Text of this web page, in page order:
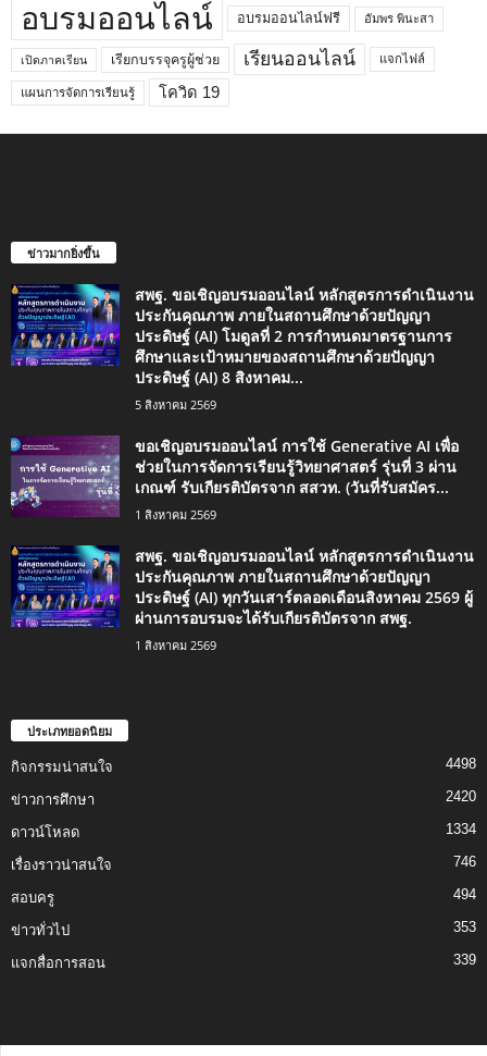
อบรมออนไลน์ อบรมออนไลน์ฟรี อัมพร พินะสา
เปิดภาคเรียน เรียกบรรจุครูผู้ช่วย เรียนออนไลน์ แจกไฟล์
แผนการจัดการเรียนรู้ โควิด 19
ข่าวมากยิ่งขึ้น
สพฐ. ขอเชิญอบรมออนไลน์ หลักสูตรการดำเนินงาน
ประกันคุณภาพ ภายในสถานศึกษาด้วยปัญญา
ประดิษฐ์ (AI) โมดูลที่ 2 การกำหนดมาตรฐานการ
ศึกษาและเป้าหมายของสถานศึกษาด้วยปัญญา
ประดิษฐ์ (AI) 8 สิงหาคม...
5 สิงหาคม 2569
ขอเชิญอบรมออนไลน์ การใช้ Generative AI เพื่อ
ช่วยในการจัดการเรียนรู้วิทยาศาสตร์ รุ่นที่ 3 ผ่าน
เกณฑ์ รับเกียรติบัตรจาก สสวท. (วันที่รับสมัคร...
1 สิงหาคม 2569
สพฐ. ขอเชิญอบรมออนไลน์ หลักสูตรการดำเนินงาน
ประกันคุณภาพ ภายในสถานศึกษาด้วยปัญญา
ประดิษฐ์ (AI) ทุกวันเสาร์ตลอดเดือนสิงหาคม 2569 ผู้
ผ่านการอบรมจะได้รับเกียรติบัตรจาก สพฐ.
1 สิงหาคม 2569
ประเภทยอดนิยม
กิจกรรมน่าสนใจ 4498
ข่าวการศึกษา 2420
ดาวน์โหลด 1334
เรื่องราวน่าสนใจ 746
สอบครู 494
ข่าวทั่วไป 353
แจกสื่อการสอน 339